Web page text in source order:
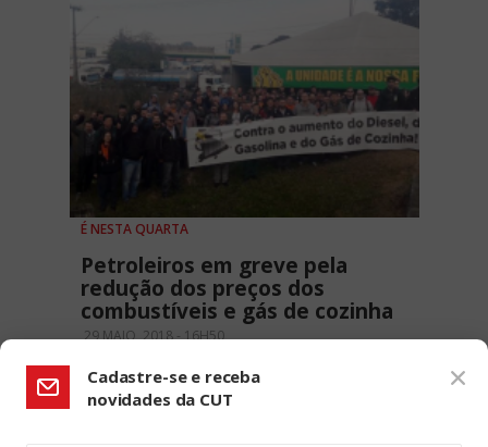
É NESTA QUARTA
Petroleiros em greve pela
redução dos preços dos
combustíveis e gás de cozinha
29 MAIO, 2018 - 16H50
Cadastre-se e receba
novidades da CUT